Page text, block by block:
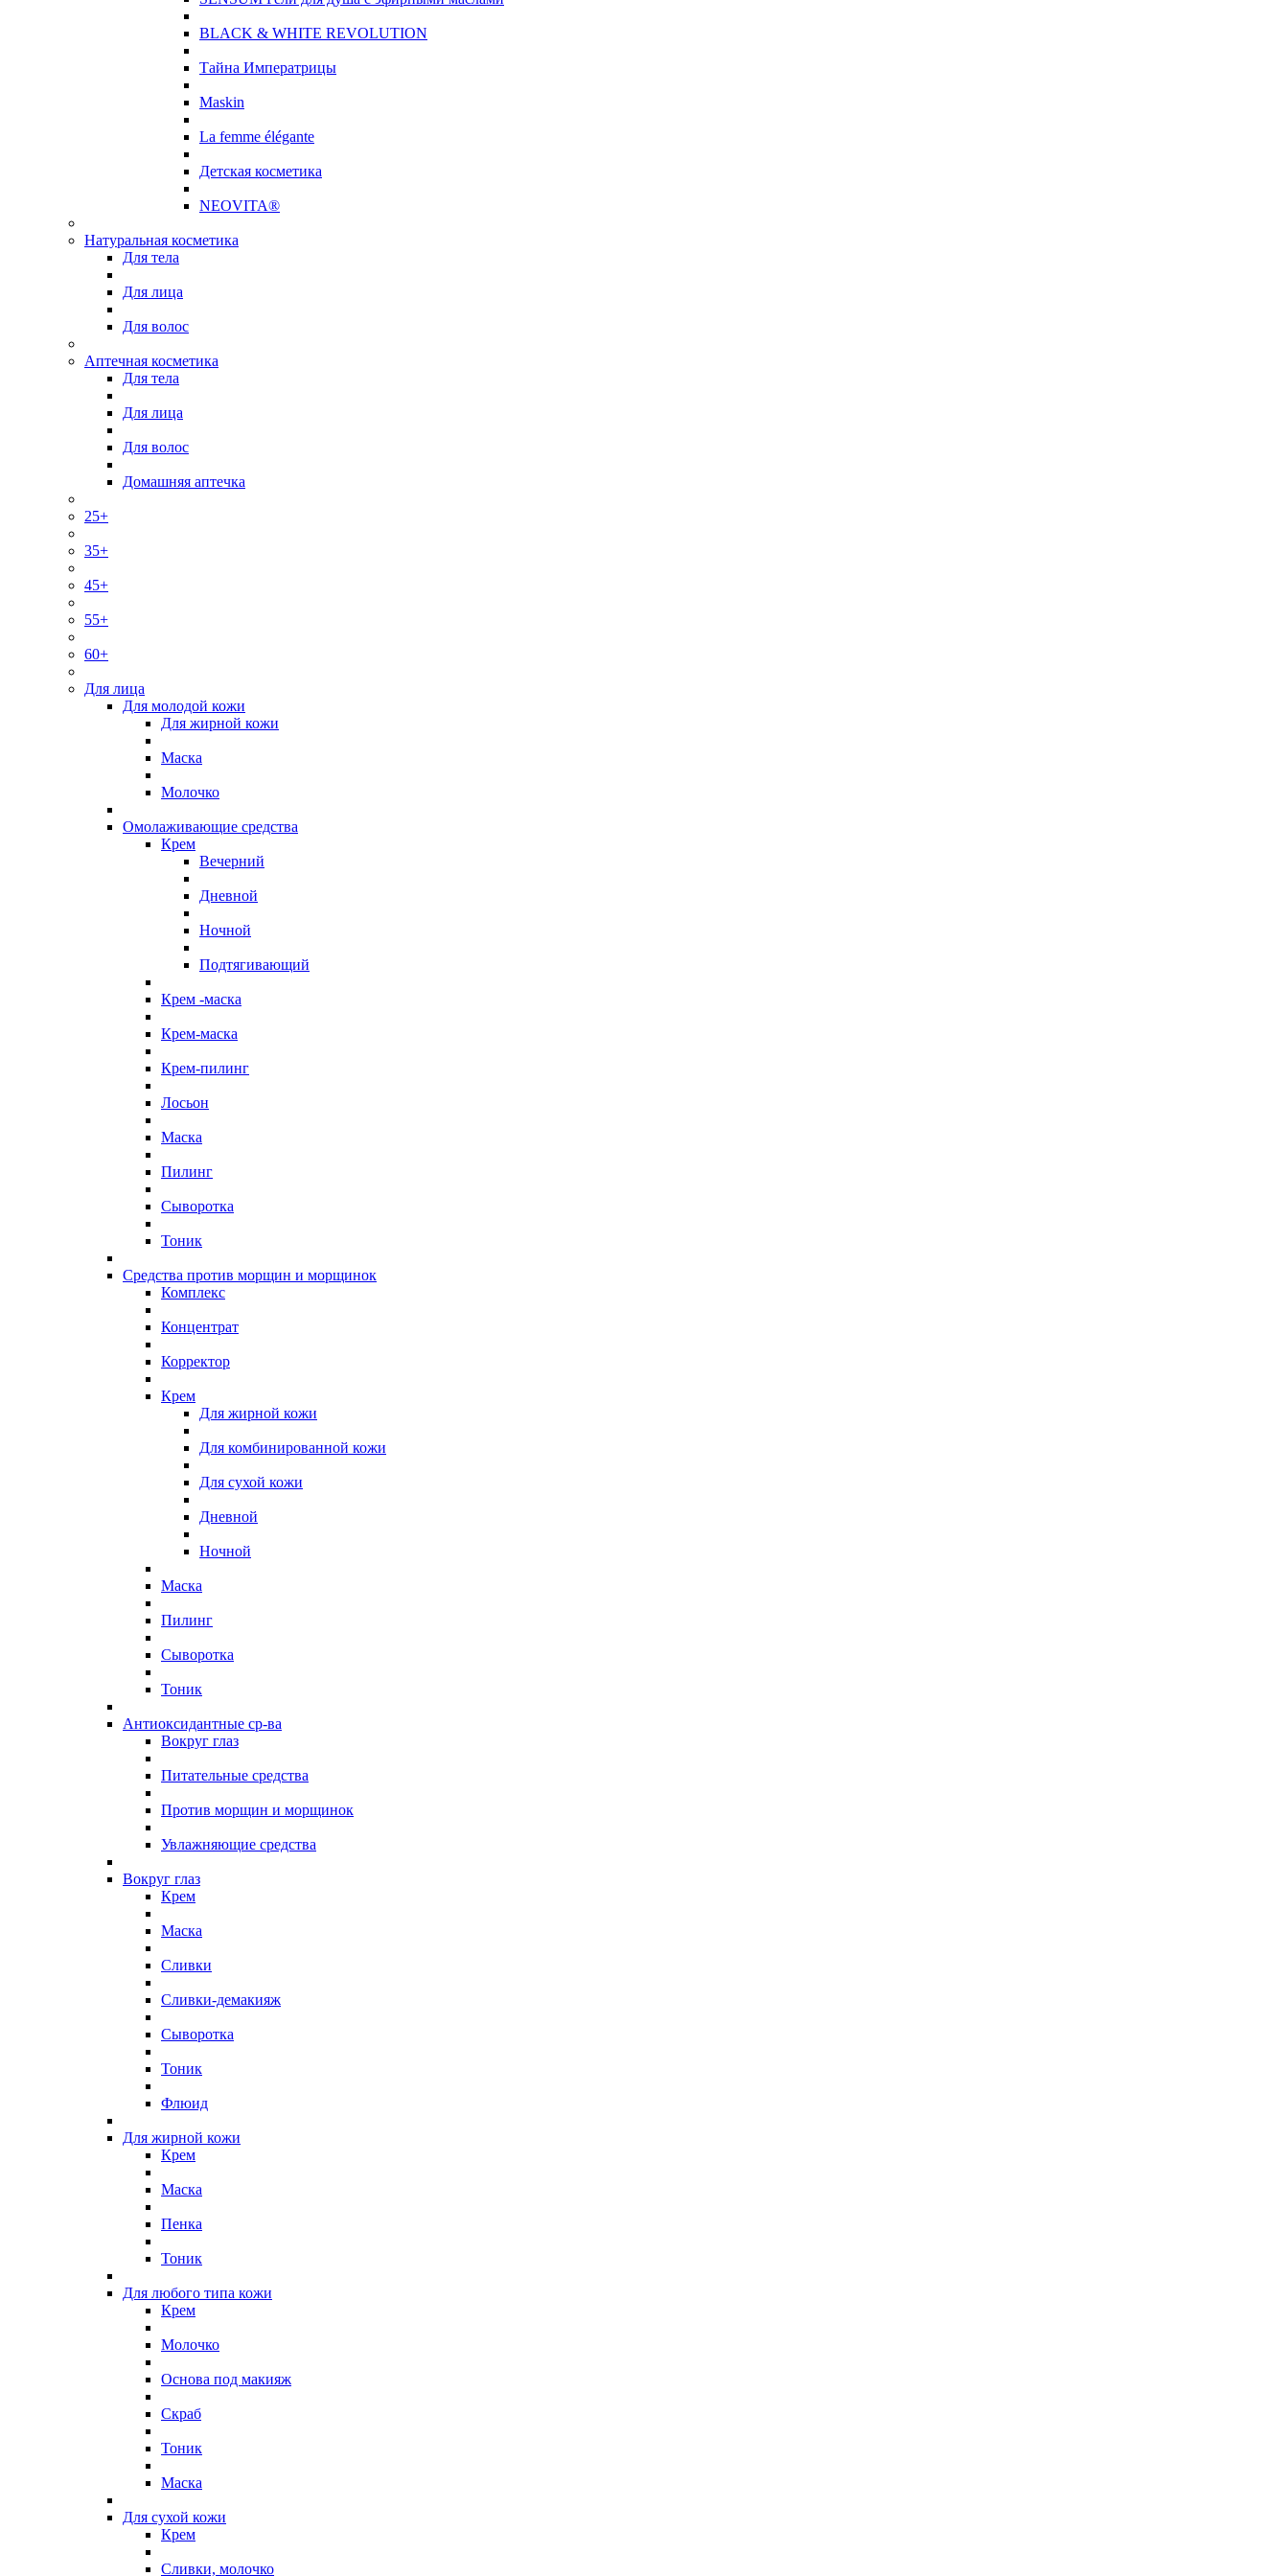
BLACK & WHITE REVOLUTION
Тайна Императрицы
Maskin
La femme élégante
Детская косметика
NEOVITA®
Натуральная косметика
Для тела
Для лица
Для волос
Аптечная косметика
Для тела
Для лица
Для волос
Домашняя аптечка
25+
35+
45+
55+
60+
Для лица
Для молодой кожи
Для жирной кожи
Маска
Молочко
Омолаживающие средства
Крем
Вечерний
Дневной
Ночной
Подтягивающий
Крем -маска
Крем-маска
Крем-пилинг
Лосьон
Маска
Пилинг
Сыворотка
Тоник
Средства против морщин и морщинок
Комплекс
Концентрат
Корректор
Крем
Для жирной кожи
Для комбинированной кожи
Для сухой кожи
Дневной
Ночной
Маска
Пилинг
Сыворотка
Тоник
Антиоксидантные ср-ва
Вокруг глаз
Питательные средства
Против морщин и морщинок
Увлажняющие средства
Вокруг глаз
Крем
Маска
Сливки
Сливки-демакияж
Сыворотка
Тоник
Флюид
Для жирной кожи
Крем
Маска
Пенка
Тоник
Для любого типа кожи
Крем
Молочко
Основа под макияж
Скраб
Тоник
Маска
Для сухой кожи
Крем
Сливки, молочко